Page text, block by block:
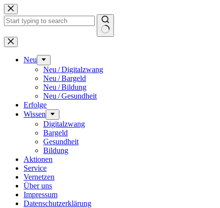
Zum
Inhalt
springen
Keine
Ergebnisse
Neu
Neu / Digitalzwang
Neu / Bargeld
Neu / Bildung
Neu / Gesundheit
Erfolge
Wissen
Digitalzwang
Bargeld
Gesundheit
Bildung
Aktionen
Service
Vernetzen
Über uns
Impressum
Datenschutz­erklärung